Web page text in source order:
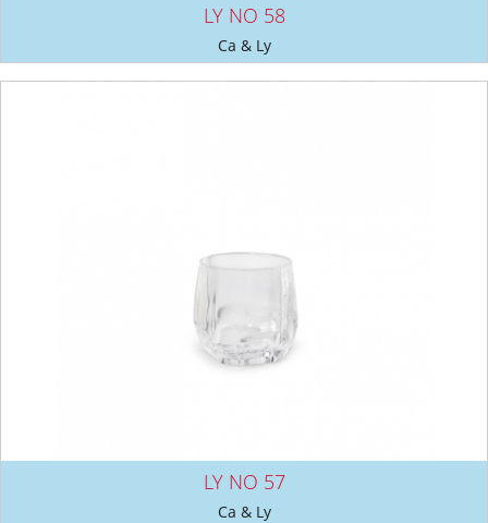
LY NO 58
Ca & Ly
LY NO 57
Ca & Ly